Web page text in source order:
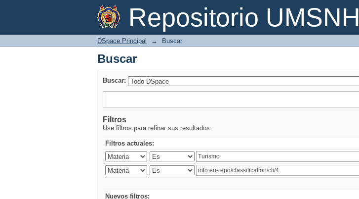
Repositorio UMSNH
Buscar
DSpace Principal → Buscar
Buscar
Buscar:
Filtros
Use filtros para refinar sus resultados.
Filtros actuales:
Nuevos filtros: